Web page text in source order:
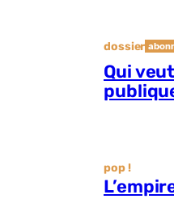
dossier
Qui
pop !